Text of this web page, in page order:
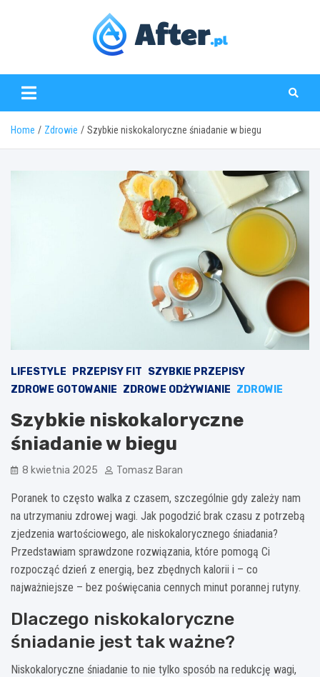
www.after.pl
Home Zdrowie Szybkie niskokaloryczne śniadanie w biegu
LIFESTYLE PRZEPISY FIT SZYBKIE PRZEPISY
ZDROWE GOTOWANIE ZDROWE ODŻYWIANIE ZDROWIE
Szybkie niskokaloryczne
śniadanie w biegu
8 kwietnia 2025 Tomasz Baran
Poranek to często walka z czasem, szczególnie gdy zależy nam
na utrzymaniu zdrowej wagi. Jak pogodzić brak czasu z potrzebą
zjedzenia wartościowego, ale niskokalorycznego śniadania?
Przedstawiam sprawdzone rozwiązania, które pomogą Ci
rozpocząć dzień z energią, bez zbędnych kalorii i – co
najważniejsze – bez poświęcania cennych minut porannej rutyny.
Dlaczego niskokaloryczne
śniadanie jest tak ważne?
Niskokaloryczne śniadanie to nie tylko sposób na redukcję wagi,